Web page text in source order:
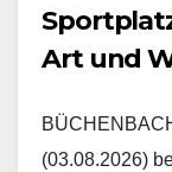
Art und
(03.08.2026)